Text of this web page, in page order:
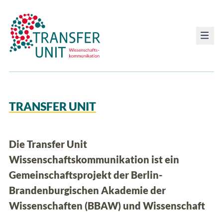
Transfer Unit
TRANSFER UNIT
Die Transfer Unit
Wissenschaftskommunikation ist ein
Gemeinschaftsprojekt der Berlin-
Brandenburgischen Akademie der
Wissenschaften (BBAW) und Wissenschaft